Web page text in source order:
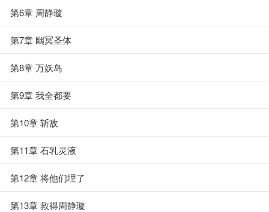
第6章 周静璇
第7章 幽冥圣体
第8章 万妖岛
第9章 我全都要
第10章 斩敌
第11章 石乳灵液
第12章 将他们埋了
第13章 救得周静璇